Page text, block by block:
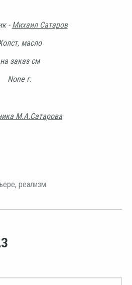
- Михаил Сатаров
масло
на заказ см
None г.
М.А.Сатарова
реализм.